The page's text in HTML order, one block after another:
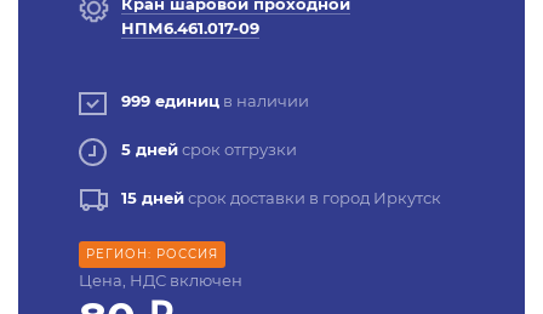
НПМ6.461.017-09
999 единиц в наличии
5 днейсрок отгрузки
15 днейсрок доставки в город Иркутск
РЕГИОН: РОССИЯ
Цена, НДС включен